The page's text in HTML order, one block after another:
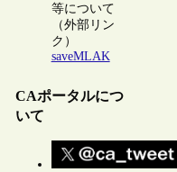
等について
（外部リン
ク）
saveMLAK
CAポータルにつ
いて